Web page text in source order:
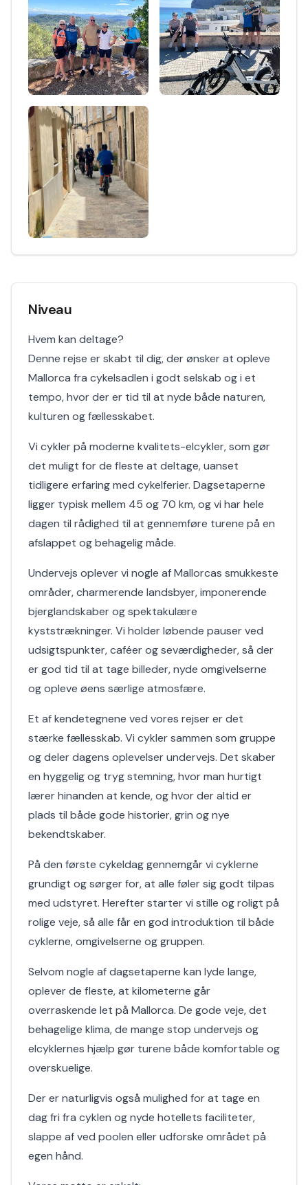
Niveau
Hvem kan deltage?
Denne rejse er skabt til dig, der ønsker at opleve
Mallorca fra cykelsadlen i godt selskab og i et
tempo, hvor der er tid til at nyde både naturen,
kulturen og fællesskabet.
Vi cykler på moderne kvalitets-elcykler, som gør
det muligt for de fleste at deltage, uanset
tidligere erfaring med cykelferier. Dagsetaperne
ligger typisk mellem 45 og 70 km, og vi har hele
dagen til rådighed til at gennemføre turene på en
afslappet og behagelig måde.
Undervejs oplever vi nogle af Mallorcas smukkeste
områder, charmerende landsbyer, imponerende
bjerglandskaber og spektakulære
kyststrækninger. Vi holder løbende pauser ved
udsigtspunkter, caféer og seværdigheder, så der
er god tid til at tage billeder, nyde omgivelserne
og opleve øens særlige atmosfære.
Et af kendetegnene ved vores rejser er det
stærke fællesskab. Vi cykler sammen som gruppe
og deler dagens oplevelser undervejs. Det skaber
en hyggelig og tryg stemning, hvor man hurtigt
lærer hinanden at kende, og hvor der altid er
plads til både gode historier, grin og nye
bekendtskaber.
På den første cykeldag gennemgår vi cyklerne
grundigt og sørger for, at alle føler sig godt tilpas
med udstyret. Herefter starter vi stille og roligt på
rolige veje, så alle får en god introduktion til både
cyklerne, omgivelserne og gruppen.
Selvom nogle af dagsetaperne kan lyde lange,
oplever de fleste, at kilometerne går
overraskende let på Mallorca. De gode veje, det
behagelige klima, de mange stop undervejs og
elcyklernes hjælp gør turene både komfortable og
overskuelige.
Der er naturligvis også mulighed for at tage en
dag fri fra cyklen og nyde hotellets faciliteter,
slappe af ved poolen eller udforske området på
egen hånd.